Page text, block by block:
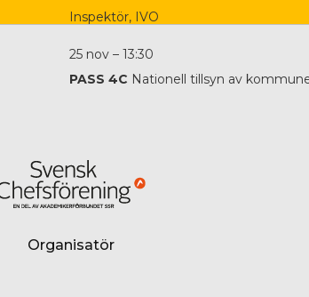
Inspektör, IVO
25 nov – 13:30
PASS 4C Nationell tillsyn av
Organisatör